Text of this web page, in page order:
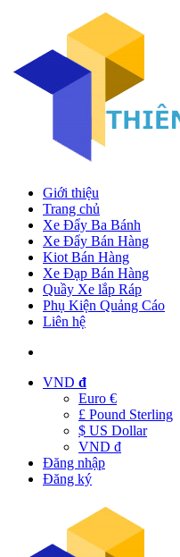
Giới thiệu
Trang chủ
Xe Đẩy Ba Bánh
Xe Đẩy Bán Hàng
Kiot Bán Hàng
Xe Đạp Bán Hàng
Quầy Xe lắp Ráp
Phụ Kiện Quảng Cáo
Liên hệ
VND đ
Euro €
£ Pound Sterling
$ US Dollar
VND đ
Đăng nhập
Đăng ký